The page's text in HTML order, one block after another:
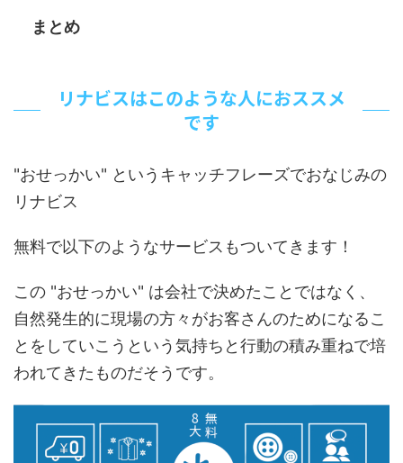
まとめ
リナビスはこのような人におススメ
です
"おせっかい" というキャッチフレーズでおなじみの
リナビス
無料で以下のようなサービスもついてきます！
この "おせっかい" は会社で決めたことではなく、
自然発生的に現場の方々がお客さんのためになるこ
とをしていこうという気持ちと行動の積み重ねで培
われてきたものだそうです。